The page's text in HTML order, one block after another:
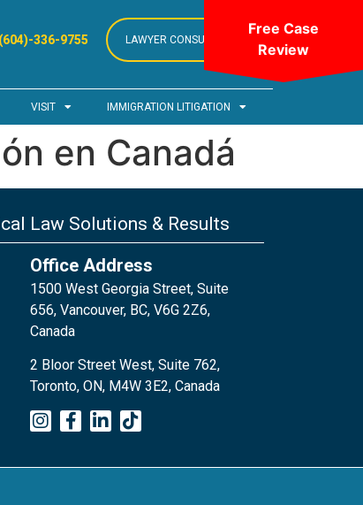
336-9755 LAWYER CONSULTATION
VISIT IMMIGRATION LITIGATION
en Canadá
Law Solutions & Results
Office Address
1500 West Georgia Street, Suite
656, Vancouver, BC, V6G 2Z6,
Canada
2 Bloor Street West, Suite 762,
Toronto, ON, M4W 3E2, Canada
Free Case
Review